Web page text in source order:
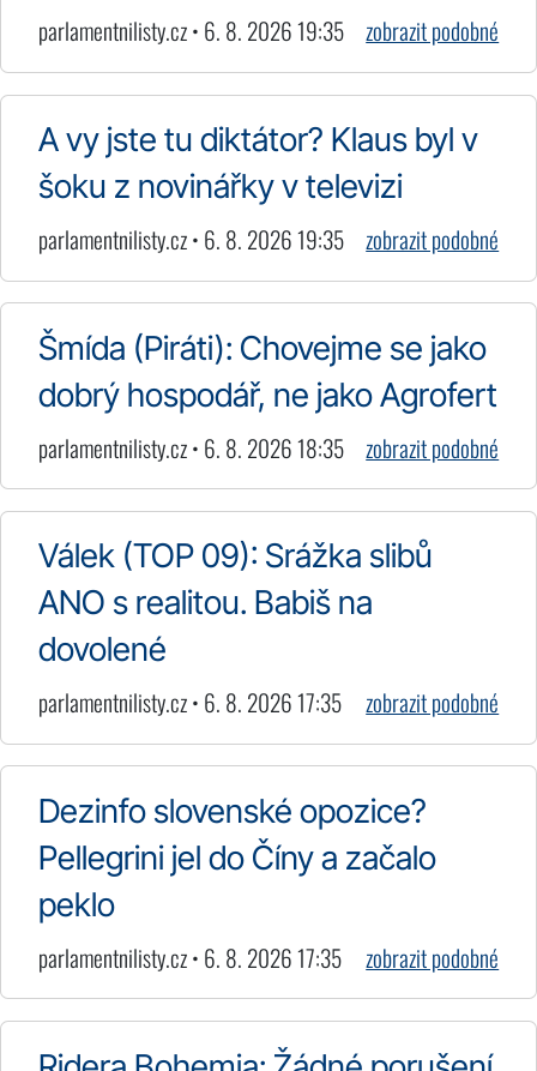
parlamentnilisty.cz • 6. 8. 2026 19:35 zobrazit podobné
A vy jste tu diktátor? Klaus byl v
šoku z novinářky v televizi
parlamentnilisty.cz • 6. 8. 2026 19:35 zobrazit podobné
Šmída (Piráti): Chovejme se jako
dobrý hospodář, ne jako Agrofert
parlamentnilisty.cz • 6. 8. 2026 18:35 zobrazit podobné
Válek (TOP 09): Srážka slibů
ANO s realitou. Babiš na
dovolené
parlamentnilisty.cz • 6. 8. 2026 17:35 zobrazit podobné
Dezinfo slovenské opozice?
Pellegrini jel do Číny a začalo
peklo
parlamentnilisty.cz • 6. 8. 2026 17:35 zobrazit podobné